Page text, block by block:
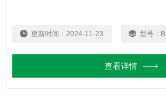
更新时间： 2024-11-23 型号：
查看详情